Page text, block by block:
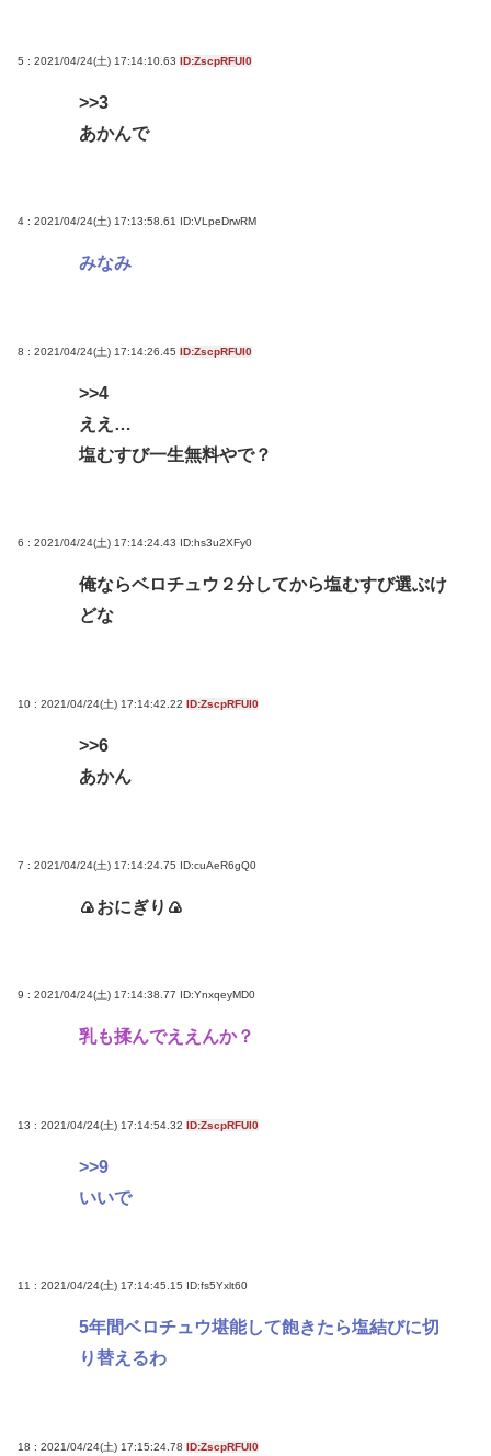
なして君ら「テスラ」買わないの？モデル3なら300
5 : 2021/04/24(土) 17:14:10.63 ID:ZscpRFUI0
>>3
あかんで
4 : 2021/04/24(土) 17:13:58.61 ID:VLpeDrwRM
みなみ
8 : 2021/04/24(土) 17:14:26.45 ID:ZscpRFUI0
>>4
ええ…
塩むすび一生無料やで？
6 : 2021/04/24(土) 17:14:24.43 ID:hs3u2XFy0
俺ならベロチュウ２分してから塩むすび選ぶけ
どな
10 : 2021/04/24(土) 17:14:42.22 ID:ZscpRFUI0
>>6
あかん
7 : 2021/04/24(土) 17:14:24.75 ID:cuAeR6gQ0
🍙おにぎり🍙
9 : 2021/04/24(土) 17:14:38.77 ID:YnxqeyMD0
乳も揉んでええんか？
13 : 2021/04/24(土) 17:14:54.32 ID:ZscpRFUI0
>>9
いいで
11 : 2021/04/24(土) 17:14:45.15 ID:fs5Yxlt60
5年間ベロチュウ堪能して飽きたら塩結びに切
り替えるわ
18 : 2021/04/24(土) 17:15:24.78 ID:ZscpRFUI0